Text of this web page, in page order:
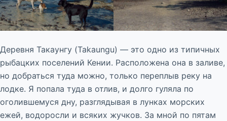
Деревня Такаунгу (Takaungu) — это одно из типичных
рыбацких поселений Кении. Расположена она в заливе,
но добраться туда можно, только переплыв реку на
лодке. Я попала туда в отлив, и долго гуляла по
оголившемуся дну, разглядывая в лунках морских
ежей, водоросли и всяких жучков. За мной по пятам